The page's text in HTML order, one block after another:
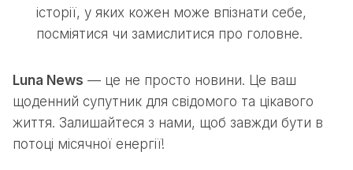
історії, у яких кожен може впізнати себе,
посміятися чи замислитися про головне.
Luna News — це не просто новини. Це ваш
щоденний супутник для свідомого та цікавого
життя. Залишайтеся з нами, щоб завжди бути в
потоці місячної енергії!